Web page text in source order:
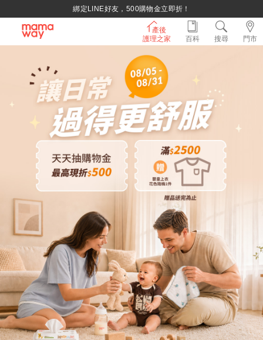
持媽媽手冊兌換媽媽禮｜超實用芬蘭箱免費領取 ~
產後
護理之家
門市
百科 搜尋